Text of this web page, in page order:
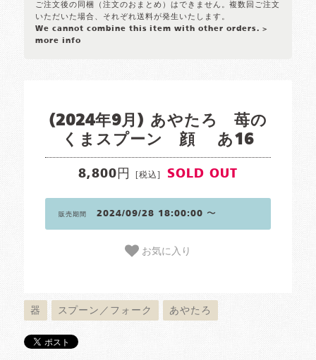
ご注文後の同梱（注文のおまとめ）はできません。複数回ご注文
いただいた場合、それぞれ送料が発生いたします。
We cannot combine this item with other orders. >
more info
(2024年9月) あやたろ 苺の
くまスプーン 顔 あ16
8,800円 [税込] SOLD OUT
販売期間 2024/09/28 18:00:00 〜
お気に入り
器 スプーン／フォーク あやたろ